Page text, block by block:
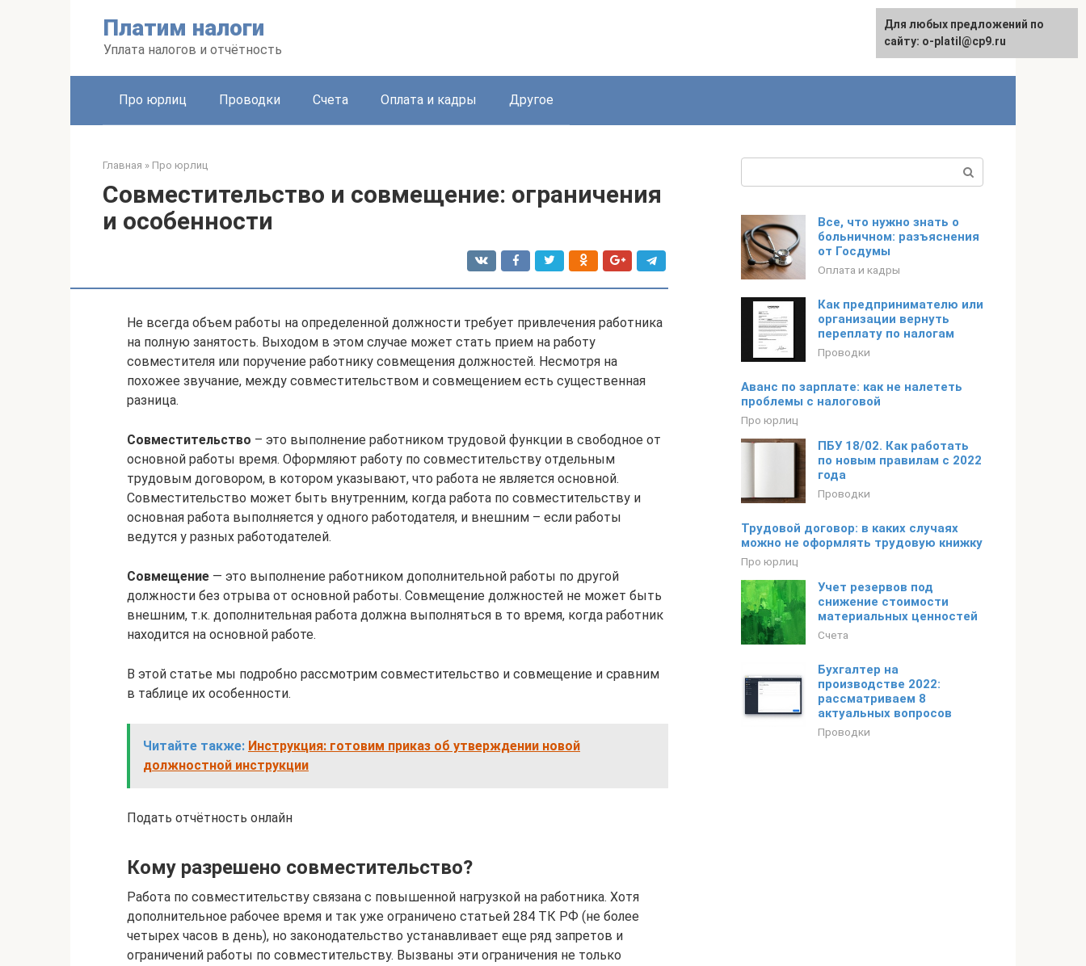
Платим налоги
Уплата налогов и отчётность
Про юрлиц Проводки Счета Оплата и кадры Другое
Главная » Про юрлиц
Совместительство и совмещение: ограничения
и особенности
Не всегда объем работы на определенной должности требует привлечения работника
на полную занятость. Выходом в этом случае может стать прием на работу
совместителя или поручение работнику совмещения должностей. Несмотря на
похожее звучание, между совместительством и совмещением есть существенная
разница.
Совместительство – это выполнение работником трудовой функции в свободное от
основной работы время. Оформляют работу по совместительству отдельным
трудовым договором, в котором указывают, что работа не является основной.
Совместительство может быть внутренним, когда работа по совместительству и
основная работа выполняется у одного работодателя, и внешним – если работы
ведутся у разных работодателей.
Совмещение — это выполнение работником дополнительной работы по другой
должности без отрыва от основной работы. Совмещение должностей не может быть
внешним, т.к. дополнительная работа должна выполняться в то время, когда работник
находится на основной работе.
В этой статье мы подробно рассмотрим совместительство и совмещение и сравним
в таблице их особенности.
Читайте также: Инструкция: готовим приказ об утверждении новой
должностной инструкции
Подать отчётность онлайн
Кому разрешено совместительство?
Работа по совместительству связана с повышенной нагрузкой на работника. Хотя
дополнительное рабочее время и так уже ограничено статьей 284 ТК РФ (не более
четырех часов в день), но законодательство устанавливает еще ряд запретов и
ограничений работы по совместительству. Вызваны эти ограничения не только
Все, что нужно знать о
больничном: разъяснения
от Госдумы
Оплата и кадры
Как предпринимателю или
организации вернуть
переплату по налогам
Проводки
Аванс по зарплате: как не налететь
проблемы с налоговой
Про юрлиц
ПБУ 18/02. Как работать
по новым правилам с 2022
года
Проводки
Трудовой договор: в каких случаях
можно не оформлять трудовую книжку
Про юрлиц
Учет резервов под
снижение стоимости
материальных ценностей
Счета
Бухгалтер на
производстве 2022:
рассматриваем 8
актуальных вопросов
Проводки
Для любых предложений по
сайту: o-platil@cp9.ru